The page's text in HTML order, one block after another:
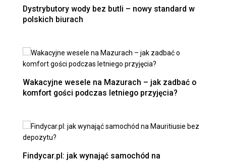
Dystrybutory wody bez butli – nowy standard w
polskich biurach
Wakacyjne wesele na Mazurach – jak zadbać o
komfort gości podczas letniego przyjęcia?
Findycar.pl: jak wynająć samochód na